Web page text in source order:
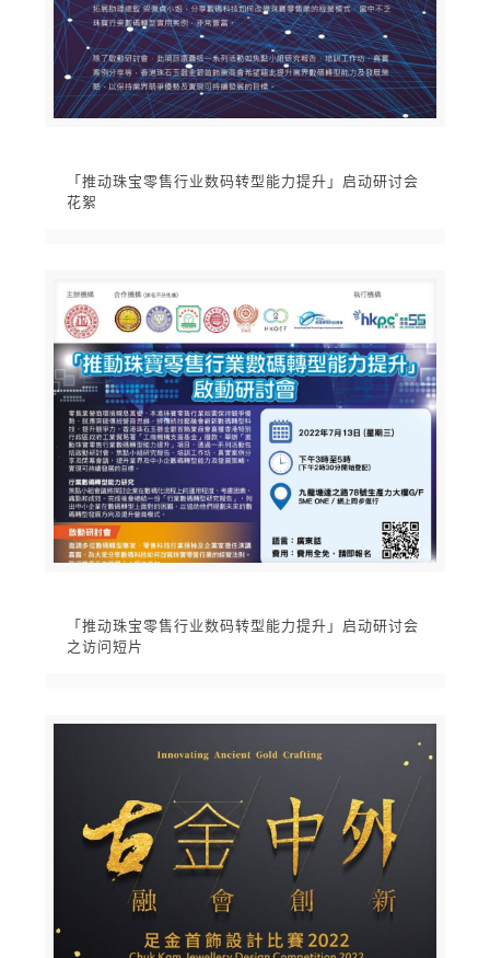
「推动珠宝零售行业数码转型能力提升」启动研讨会
花絮
「推动珠宝零售行业数码转型能力提升」启动研讨会
之访问短片